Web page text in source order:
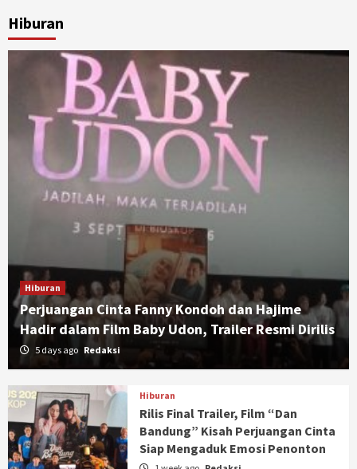
Hiburan
Hiburan
Perjuangan Cinta Fanny Kondoh dan Hajime
Hadir dalam Film Baby Udon, Trailer Resmi Dirilis
5 days ago Redaksi
Hiburan
Rilis Final Trailer, Film “Dan
Bandung” Kisah Perjuangan Cinta
Siap Mengaduk Emosi Penonton